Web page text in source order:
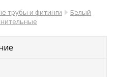
трубы и фитинги
Белый